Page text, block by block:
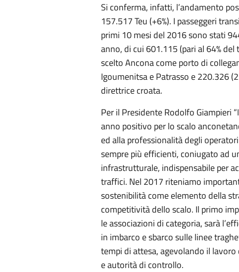
Si conferma, infatti, l’andamento
157.517 Teu (+6%). I passeggeri
primi 10 mesi del 2016 sono stati
anno, di cui 601.115 (pari al 64%
scelto Ancona come porto di
Igoumenitsa e Patrasso e 220.326
direttrice croata.
Per il Presidente Rodolfo Giampieri
anno positivo per lo scalo
ed alla professionalità degli
sempre più efficienti, coniugato ad
infrastrutturale, indispensabile per
traffici. Nel 2017 riteniamo
sostenibilità come elemento della
competitività dello scalo. Il primo
le associazioni di categoria, sarà
in imbarco e sbarco sulle linee
tempi di attesa, agevolando il
e autorità di controllo.